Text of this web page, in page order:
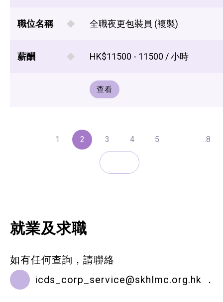
職位名稱 全職夜更包裝員 (複製)
薪酬 HK$11500 - 11500 / 小時
查看
1 2 3 4 5 ..8
就業及求職
如有任何查詢，請聯絡
icds_corp_service@skhlmc.org.hk ．